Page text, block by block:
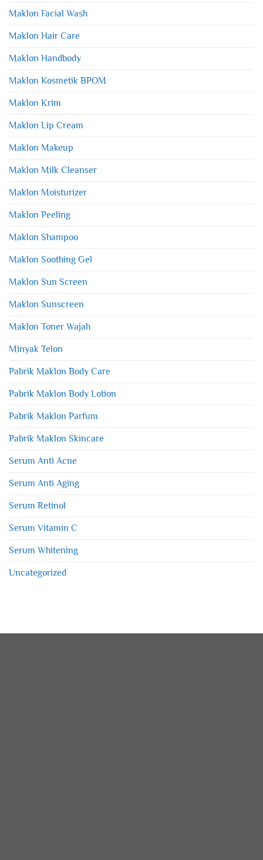
Maklon Facial Wash
Maklon Hair Care
Maklon Handbody
Maklon Kosmetik BPOM
Maklon Krim
Maklon Lip Cream
Maklon Makeup
Maklon Milk Cleanser
Maklon Moisturizer
Maklon Peeling
Maklon Shampoo
Maklon Soothing Gel
Maklon Sun Screen
Maklon Sunscreen
Maklon Toner Wajah
Minyak Telon
Pabrik Maklon Body Care
Pabrik Maklon Body Lotion
Pabrik Maklon Parfum
Pabrik Maklon Skincare
Serum Anti Acne
Serum Anti Aging
Serum Retinol
Serum Vitamin C
Serum Whitening
Uncategorized